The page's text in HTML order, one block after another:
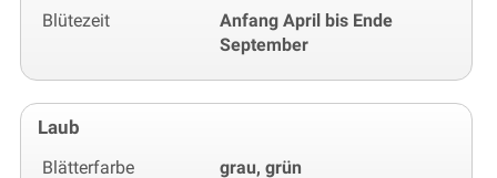
Blütezeit
Anfang April bis Ende
September
Laub
Blätterfarbe grau, grün